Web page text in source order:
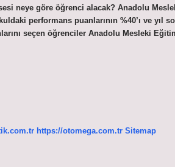
neye göre öğrenci alacak? Anadolu
performans puanlarının %40’ı ve yıl
seçen öğrenciler Anadolu Mesleki
https://otomega.com.tr Sitemap